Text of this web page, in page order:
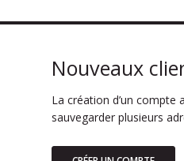
Nouveaux
La création d’un compte
sauvegarder plusieurs